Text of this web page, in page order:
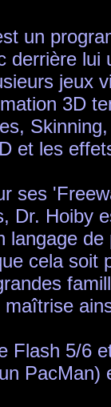
un
derrière
jeux
3D
et les
ses
Dr. Hoiby
langage
cela soit
Flash 5/6